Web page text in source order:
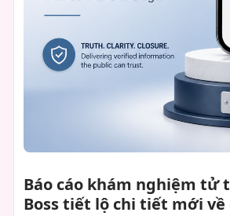
Báo cáo khám nghiệm tử
Boss tiết lộ chi tiết mới về